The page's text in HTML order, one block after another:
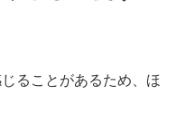
ることがあるため、ほ